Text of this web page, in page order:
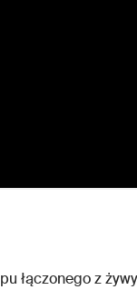
łączonego z